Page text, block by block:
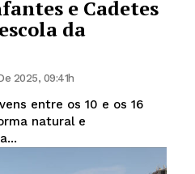
e Cadetes
da
2025, 09:41h
entre os 10 e os 16
natural e